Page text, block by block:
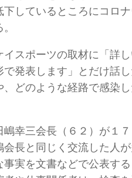
しているところにコロ
スポーツの取材に「詳
発表します」とだけ話
どのような経路で感染
幸三会長（６２）が１
長と同じく交流した人
実を文書などで公表す